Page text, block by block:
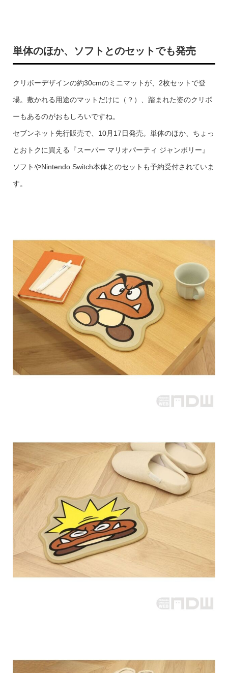
単体のほか、ソフトとのセットでも発売
クリボーデザインの約30cmのミニマットが、2枚セットで登
場。敷かれる用途のマットだけに（？）、踏まれた姿のクリボ
ーもあるのがおもしろいですね。
セブンネット先行販売で、10月17日発売。単体のほか、ちょっ
とおトクに買える『スーパー マリオパーティ ジャンボリー』
ソフトやNintendo Switch本体とのセットも予約受付されていま
す。